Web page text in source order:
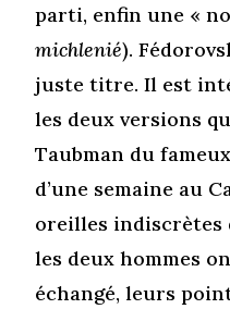
parti, enfin une «
michlenié).
juste titre. Il est
les deux versions
Taubman du
d’une semaine au
oreilles indiscrètes
les deux hommes
échangé, leurs